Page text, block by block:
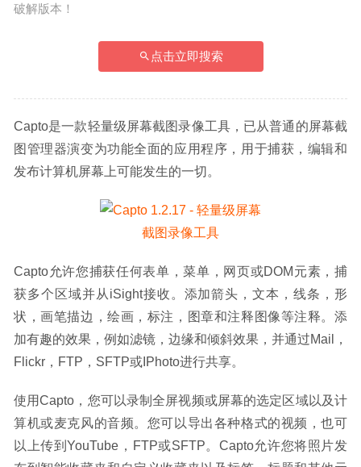
破解版本！
点击立即搜索
Capto是一款轻量级屏幕截图录像工具，已从普通的屏幕截
图管理器演变为功能全面的应用程序，用于捕获，编辑和
发布计算机屏幕上可能发生的一切。
Capto允许您捕获任何表单，菜单，网页或DOM元素，捕
获多个区域并从iSight接收。添加箭头，文本，线条，形
状，画笔描边，绘画，标注，图章和注释图像等注释。添
加有趣的效果，例如滤镜，边缘和倾斜效果，并通过Mail，
Flickr，FTP，SFTP或IPhoto进行共享。
使用Capto，您可以录制全屏视频或屏幕的选定区域以及计
算机或麦克风的音频。您可以导出各种格式的视频，也可
以上传到YouTube，FTP或SFTP。Capto允许您将照片发